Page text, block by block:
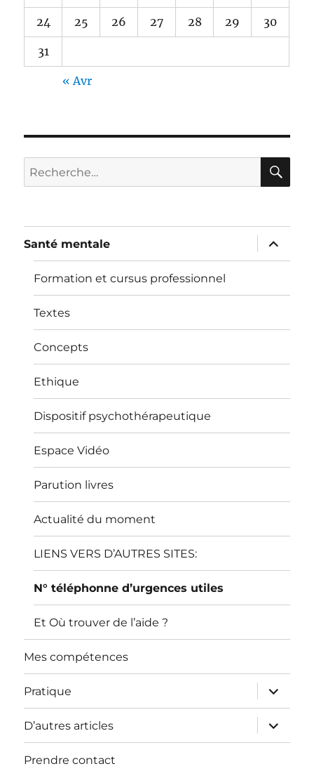
24 25 26 27 28 29 30
31
« Avr
Recherche
pour :
Santé mentale
ouvrir
le
sous-
Formation et cursus professionnel
Textes
Concepts
Ethique
Dispositif psychothérapeutique
Espace Vidéo
Parution livres
Actualité du moment
LIENS VERS D’AUTRES SITES:
N° téléphonne d’urgences utiles
Et Où trouver de l’aide ?
Mes compétences
Pratique
ouvrir
le
sous-
menu
D’autres articles
ouvrir
le
sous-
Prendre contact